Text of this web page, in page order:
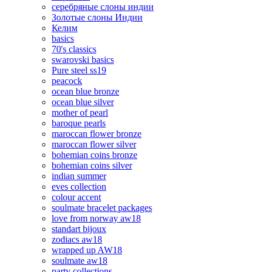
серебряные слоны индии
Золотые слоны Индии
Келим
basics
70's classics
swarovski basics
Pure steel ss19
peacock
ocean blue bronze
ocean blue silver
mother of pearl
baroque pearls
maroccan flower bronze
maroccan flower silver
bohemian coins bronze
bohemian coins silver
indian summer
eves collection
colour accent
soulmate bracelet packages
love from norway aw18
standart bijoux
zodiacs aw18
wrapped up AW18
soulmate aw18